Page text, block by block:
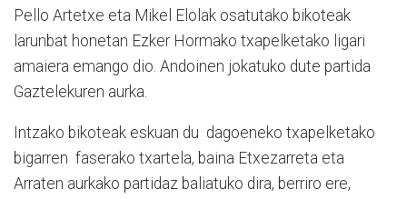
Pello Artetxe eta Mikel Elolak osatutako bikoteak
larunbat honetan Ezker Hormako txapelketako ligari
amaiera emango dio. Andoinen jokatuko dute partida
Gaztelekuren aurka.
Intzako bikoteak eskuan du dagoeneko txapelketako
bigarren faserako txartela, baina Etxezarreta eta
Arraten aurkako partidaz baliatuko dira, berriro ere,